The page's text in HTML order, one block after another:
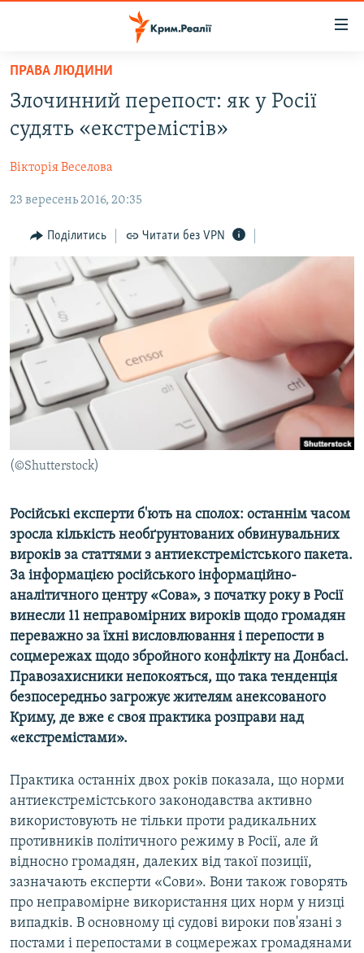
Перейти
основного
матеріалу
Перейти
до
навігації
Перейти
пошуку
ВІДЕО ТА ФОТО
ПОЛІТИКА
БЛОГИ
ПОГЛЯД
ІНТЕРВ'Ю
ВСЕ ЗА ДЕНЬ
СПЕЦПРОЕКТИ
ДЕПОРТАЦІЯ
ВІДЕОУРОКИ «ELIFBE»
СВІДЧЕННЯ ОКУПАЦІЇ
УКРАЇНСЬКА ПРОБЛЕМА КРИМУ
ІНФОГРАФІКА
ЯК ОБІЙТИ БЛОКУВАННЯ
Русский
Qırımtatar
ДОЛУЧАЙСЯ!
Усі сайти RFE/RL
ПРАВА ЛЮДИНИ
Злочинний перепост: як у Росії
судять «екстремістів»
Вікторія Веселова
23 вересень 2016, 20:35
Поділитись Читати без VPN
(©Shutterstock)
Російські експерти б'ють на сполох: останнім часом
зросла кількість необґрунтованих обвинувальних
вироків за статтями з антиекстремістського пакета.
За інформацією російського інформаційно-
аналітичного центру «Сова», з початку року в Росії
винесли 11 неправомірних вироків щодо громадян
переважно за їхні висловлювання і перепости в
соцмережах щодо збройного конфлікту на Донбасі.
Правозахисники непокояться, що така тенденція
безпосередньо загрожує жителям анексованого
Криму, де вже є своя практика розправи над
«екстремістами».
Практика останніх двох років показала, що норми
антиекстремістського законодавства активно
використовують не тільки проти радикальних
противників політичного режиму в Росії, але й
відносно громадян, далеких від такої позиції,
зазначають експерти «Сови». Вони також говорять
про неправомірне використання цих норм у низці
випадків. В основному ці судові вироки пов'язані з
постами і перепостами в соцмережах громадянами